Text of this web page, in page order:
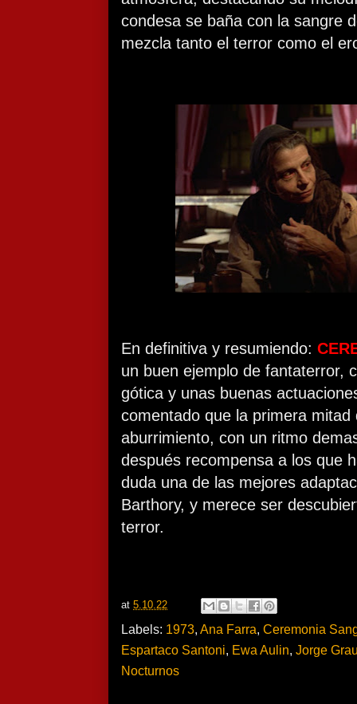
condesa se baña con la sangre
mezcla tanto el terror como el
En definitiva y resumiendo:
un buen ejemplo de fantaterror,
gótica y unas buenas
comentado que la primera mitad
aburrimiento, con un ritmo
después recompensa a los que
duda una de las mejores
Barthory, y merece ser
terror.
at 5.10.22
Labels: 1973, Ana Farra, Ceremonia
Espartaco Santoni, Ewa Aulin, Jorge
Nocturnos